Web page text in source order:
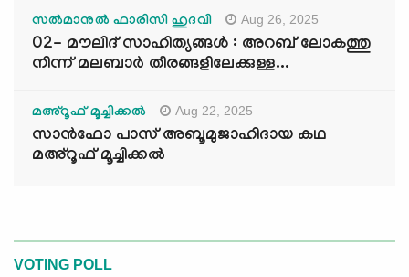
സൽമാനുൽ ഫാരിസി ഹുദവി Aug 26, 2025
02- മൗലിദ് സാഹിത്യങ്ങൾ : അറബ് ലോകത്തു
നിന്ന് മലബാർ തീരങ്ങളിലേക്കുള്ള...
മഅ്റൂഫ് മൂച്ചിക്കല്‍ Aug 22, 2025
സാൻഫോ പാസ് അബൂമുജാഹിദായ കഥ
മഅ്റൂഫ് മൂച്ചിക്കല്‍
VOTING POLL